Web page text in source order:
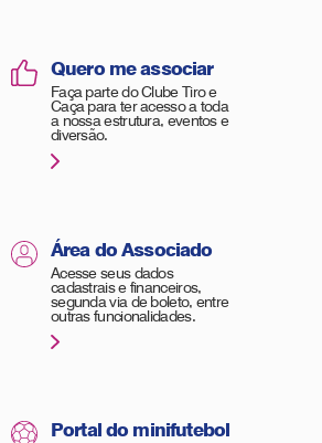
Quero me associar
Faça parte do Clube Tiro e
Caça para ter acesso a toda
a nossa estrutura, eventos e
diversão.
Área do Associado
Acesse seus dados
cadastrais e financeiros,
segunda via de boleto, entre
outras funcionalidades.
Portal do minifutebol